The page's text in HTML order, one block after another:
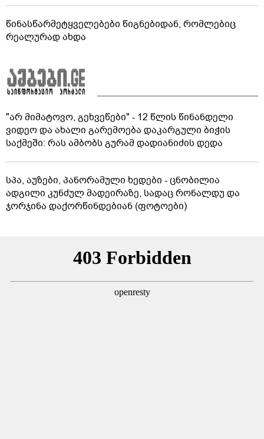
წინასწარმეტყველებები წიგნებიდან, რომლებიც
რეალურად ახდა
"არ მიმატოვო, გეხვეწები" - 12 წლის წინანდელი
ვიდეო და ახალი გარემოება დაკარგული ბიჭის
საქმეში: რას ამბობს გურამ დადიანიძის დედა
სპა, აუზები, პანორამული ხედები - ცნობილია
ადგილი კუნძულ მადეირაზე, სადაც რონალდუ და
ჯორჯინა დაქორწინდებიან (ფოტოები)